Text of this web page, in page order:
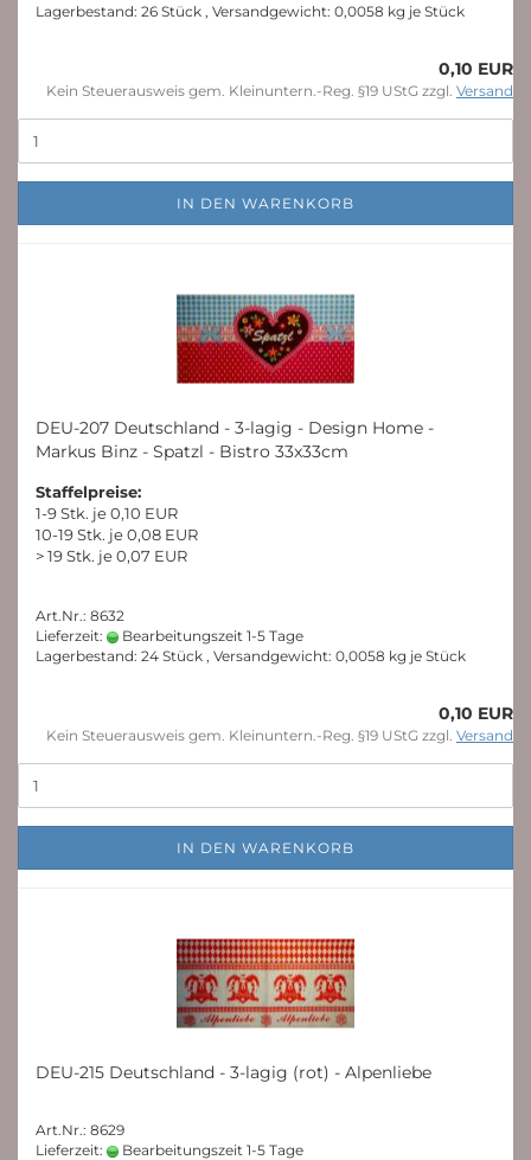
Lagerbestand: 26 Stück , Versandgewicht: 0,0058 kg je Stück
0,10 EUR
Kein Steuerausweis gem. Kleinuntern.-Reg. §19 UStG zzgl. Versand
IN DEN WARENKORB
DEU-207 Deutschland - 3-lagig - Design Home -
Markus Binz - Spatzl - Bistro 33x33cm
Staffelpreise:
1-9 Stk. je 0,10 EUR
10-19 Stk. je 0,08 EUR
> 19 Stk. je 0,07 EUR
Art.Nr.: 8632
Lieferzeit:
Bearbeitungszeit 1-5 Tage
Lagerbestand: 24 Stück , Versandgewicht: 0,0058 kg je Stück
0,10 EUR
Kein Steuerausweis gem. Kleinuntern.-Reg. §19 UStG zzgl. Versand
IN DEN WARENKORB
DEU-215 Deutschland - 3-lagig (rot) - Alpenliebe
Art.Nr.: 8629
Lieferzeit:
Bearbeitungszeit 1-5 Tage